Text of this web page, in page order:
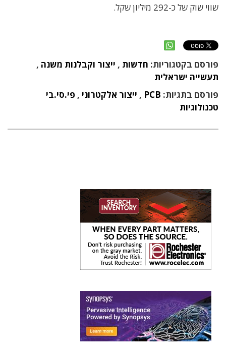
שווי שוק של כ-292 מיליון שקל
.
פורסם בקטגוריות: חדשות , ייצור וקבלנות משנה ,
תעשייה ישראלית
פורסם בתגיות: PCB
, ייצור אלקטרוני , פי.סי.בי
טכנולוגיות